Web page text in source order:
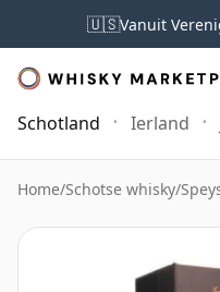
🇺🇸Vanuit
Schotland Ierland
Home/Schotse whisky/